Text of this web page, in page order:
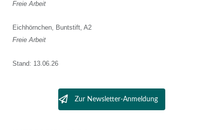
Freie Arbeit
Eichhörnchen, Buntstift, A2
Freie Arbeit
Stand: 13.06.26
Zur Newsletter-Anmeldung